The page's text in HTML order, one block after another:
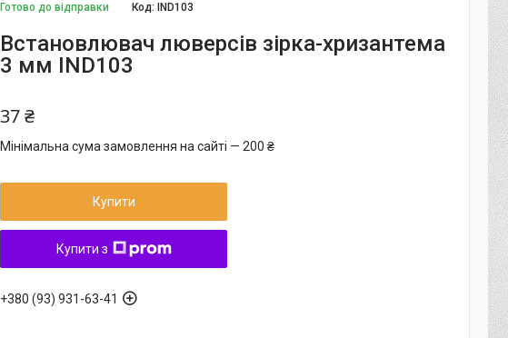
Готово до відправки Код: IND103
Встановлювач люверсів зірка-хризантема
3 мм IND103
37 ₴
Мінімальна сума замовлення на сайті — 200 ₴
Купити
Купити з
+380 (93) 931-63-41